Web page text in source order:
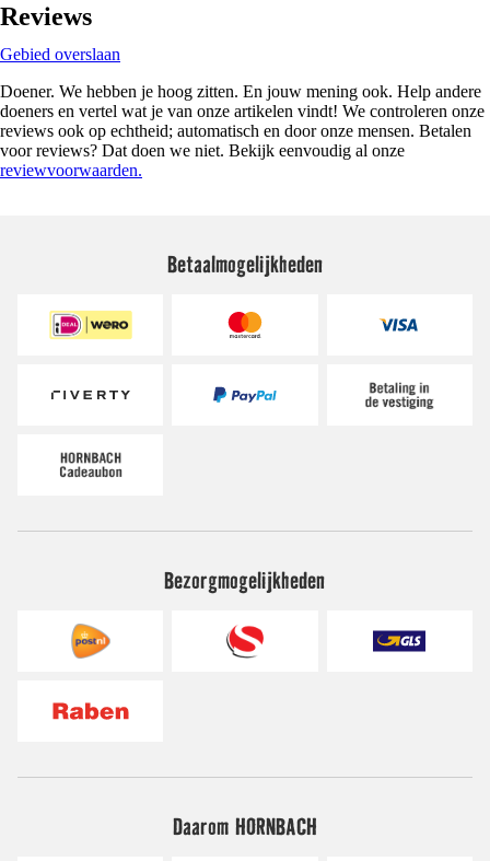
Reviews
Gebied overslaan
Doener. We hebben je hoog zitten. En jouw mening ook. Help andere
doeners en vertel wat je van onze artikelen vindt! We controleren onze
reviews ook op echtheid; automatisch en door onze mensen. Betalen
voor reviews? Dat doen we niet. Bekijk eenvoudig al onze
reviewvoorwaarden.
Betaalmogelijkheden
Bezorgmogelijkheden
Daarom HORNBACH